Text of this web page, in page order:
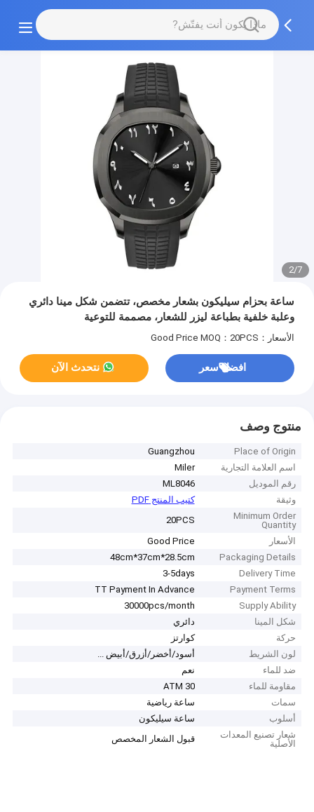
2/7
ساعة بحزام سيليكون بشعار مخصص، تتضمن شكل مينا دائري
وعلبة خلفية بطباعة ليزر للشعار، مصممة للتوعية
الأسعار：Good Price MOQ：20PCS
افضل سعر نتحدث الآن
منتوج وصف
Place of Origin
Guangzhou
اسم العلامة التجارية
Miler
رقم الموديل
ML8046
وثيقة
كتيب المنتج PDF
Minimum Order
Quantity
20PCS
الأسعار
Good Price
Packaging Details
48cm*37cm*28.5cm
Delivery Time
3-5days
Payment Terms
TT Payment In Advance
Supply Ability
30000pcs/month
شكل المينا
دائري
حركة
كوارتز
لون الشريط
أسود/أخضر/أزرق/أبيض ...
ضد للماء
نعم
مقاومة للماء
30 ATM
سمات
ساعة رياضية
أسلوب
ساعة سيليكون
شعار تصنيع المعدات
الأصلية
قبول الشعار المخصص